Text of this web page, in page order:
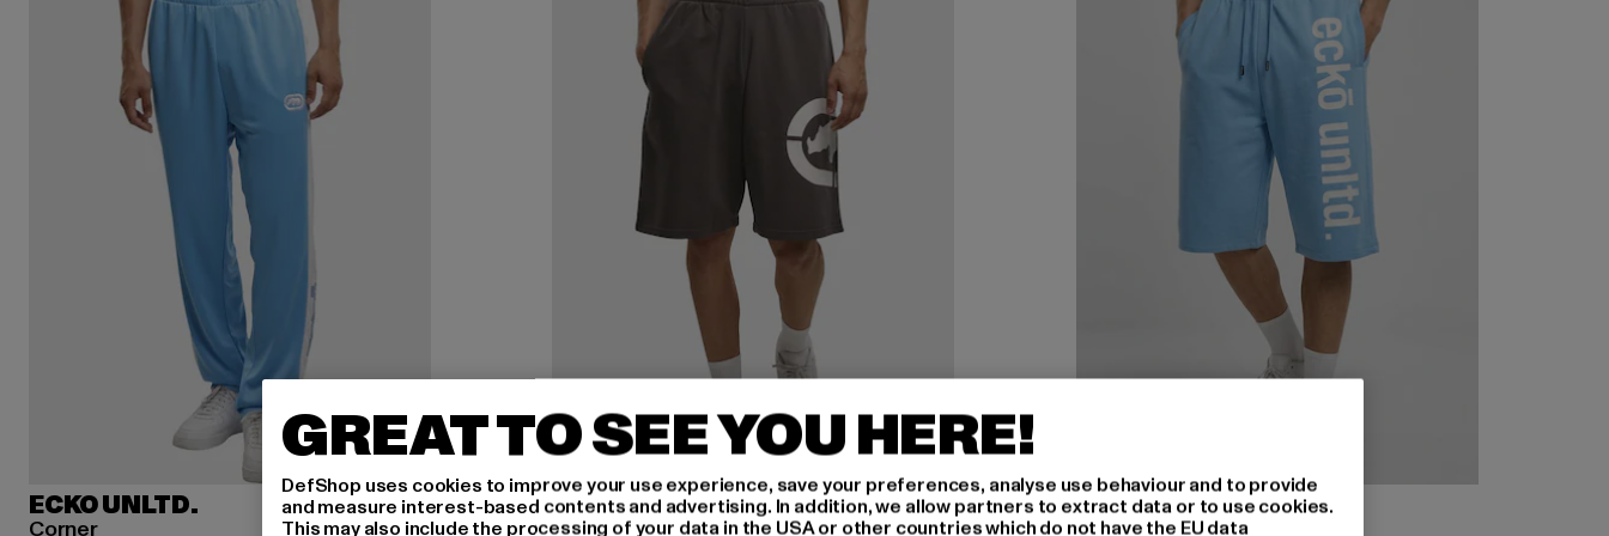
ECKO UNLTD.
Corner
ECKO UNLTD.
Buzzer
ECKO UNLTD.
2 Face
GREAT TO SEE YOU HERE!
DefShop uses cookies to improve your use experience, save your preferences, analyse use behaviour and to provide
and measure interest-based contents and advertising. In addition, we allow partners to extract data or to use cookies.
This may also include the processing of your data in the USA or other countries which do not have the EU data